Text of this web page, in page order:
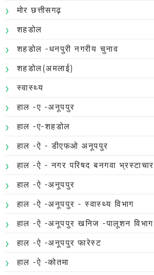
मोर छत्तीसगढ़
शहडोल
शहडोल -धनपुरी नगरीय चुनाव
शहडोल(अमलाई)
स्वास्थ्य
हाल -ए -अनूपपुर
हाल -ए-शहडोल
हाल -ऐ - डीएफओ अनूपपुर
हाल -ऐ - नगर परिषद बनगवा भ्रस्टाचार
हाल -ऐ -अनूपपुर
हाल -ऐ -अनूपपुर - स्वास्थ्य विभाग
हाल -ऐ -अनूपपुर खनिज -पालूशन विभाग
हाल -ऐ -अनूपपुर फारेस्ट
हाल -ऐ -कोतमा